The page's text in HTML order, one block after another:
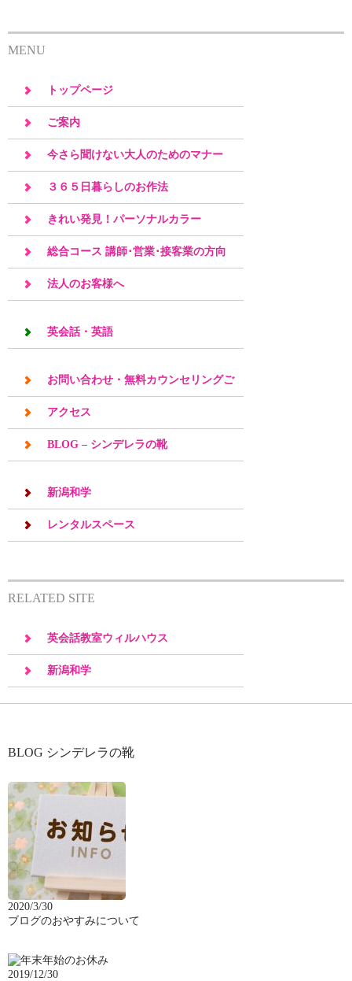
MENU
トップページ
ご案内
今さら聞けない大人のためのマナー
３６５日暮らしのお作法
きれい発見！パーソナルカラー
総合コース 講師･営業･接客業の方向
け
法人のお客様へ
英会話・英語
お問い合わせ・無料カウンセリングご
予約
アクセス
BLOG – シンデレラの靴
新潟和学
レンタルスペース
RELATED SITE
英会話教室ウィルハウス
新潟和学
BLOG シンデレラの靴
2020/3/30
ブログのおやすみについて
2019/12/30